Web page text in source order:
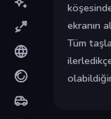
ekranın
Tüm